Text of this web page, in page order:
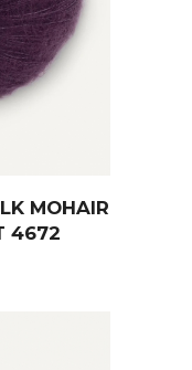
MOHAIR
4672